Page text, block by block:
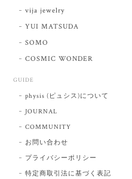
vija jewelry
YUI MATSUDA
SOMO
COSMIC WONDER
GUIDE
physis (ピュシス)について
JOURNAL
COMMUNITY
お問い合わせ
プライバシーポリシー
特定商取引法に基づく表記